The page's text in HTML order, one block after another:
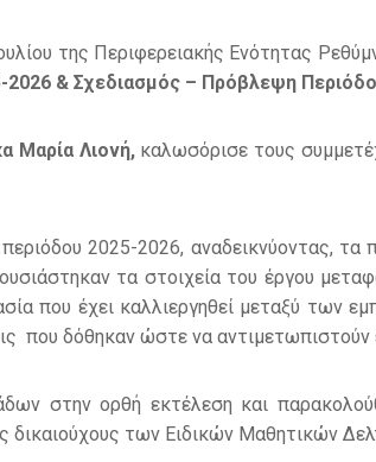
της Περιφερειακής Ενότητας
& Σχεδιασμός – Πρόβλεψη
Μαρία Λιονή,καλωσόρισε τους
2025-2026, αναδεικνύοντας, τα
τα στοιχεία του έργου
που έχει καλλιεργηθεί μεταξύ των
που δόθηκαν ώστε να αντιμετωπιστούν
στην ορθή εκτέλεση και
των Ειδικών Μαθητικών